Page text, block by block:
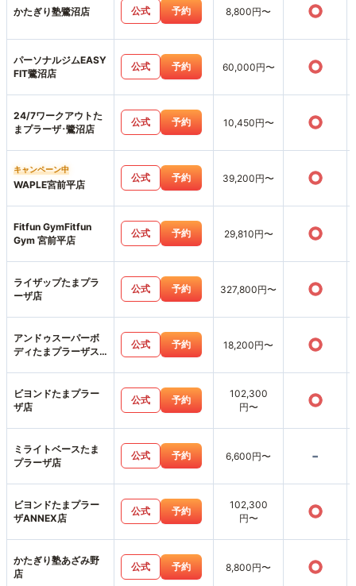
かたぎり塾鷺沼店 公式 予約 8,800円〜 ○
パーソナルジムEASY
FIT鷺沼店
公式 予約 60,000円〜 ○
24/7ワークアウトた
まプラーザ･鷺沼店
公式 予約 10,450円〜 ○
キャンペーン中
WAPLE宮前平店
公式 予約 39,200円〜 ○
Fitfun GymFitfun
Gym 宮前平店
公式 予約 29,810円〜 ○
ライザップたまプラ
ーザ店
公式 予約 327,800円〜 ○
アンドゥスーパーボ
ディたまプラーザス
公式 予約 18,200円〜 ○
ビヨンドたまプラー
ザ店
公式 予約
102,300
円〜
○
ミライトベースたま
プラーザ店
公式 予約 6,600円〜 -
ビヨンドたまプラー
ザANNEX店
公式 予約
102,300
円〜
○
かたぎり塾あざみ野
店
公式 予約 8,800円〜 ○